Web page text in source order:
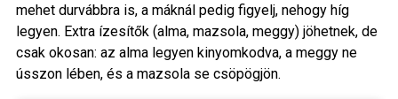
mehet durvábbra is, a máknál pedig figyelj, nehogy híg
legyen. Extra ízesítők (alma, mazsola, meggy) jöhetnek, de
csak okosan: az alma legyen kinyomkodva, a meggy ne
ússzon lében, és a mazsola se csöpögjön.